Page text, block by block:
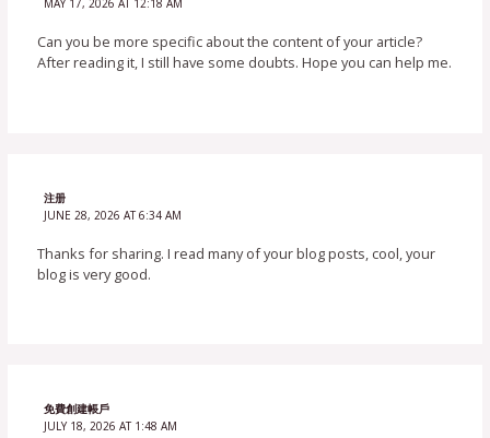
MAY 17, 2026 AT 12:18 AM
Can you be more specific about the content of your article?
After reading it, I still have some doubts. Hope you can help me.
注册
JUNE 28, 2026 AT 6:34 AM
Thanks for sharing. I read many of your blog posts, cool, your
blog is very good.
免費創建帳戶
JULY 18, 2026 AT 1:48 AM